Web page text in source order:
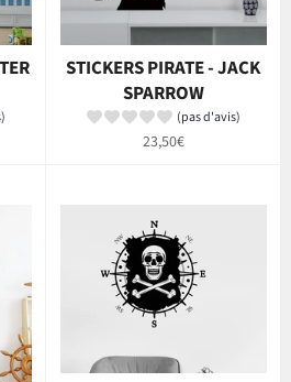
STICKERS PIRATE - JACK
SPARROW
(pas d'avis)
Prix
23,50€